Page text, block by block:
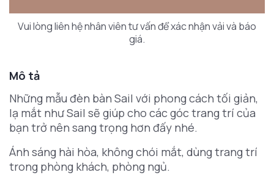
Vui lòng liên hệ nhân viên tư vấn để xác nhận vải và báo
giá.
Mô tả
Những mẫu đèn bàn Sail với phong cách tối giản,
lạ mắt như Sail sẽ giúp cho các góc trang trí của
bạn trở nên sang trọng hơn đấy nhé.
Ánh sáng hài hòa, không chói mắt, dùng trang trí
trong phòng khách, phòng ngủ.